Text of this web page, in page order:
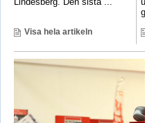
Visa hela artikeln